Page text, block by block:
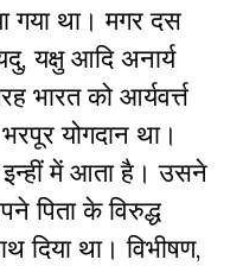
गया था। मगर दस
यक्षु आदि अनार्य
भारत को आर्यवर्त्त
योगदान था।
इन्हीं में आता है। उसने
पिता के विरुद्ध
दिया था। विभीषण,